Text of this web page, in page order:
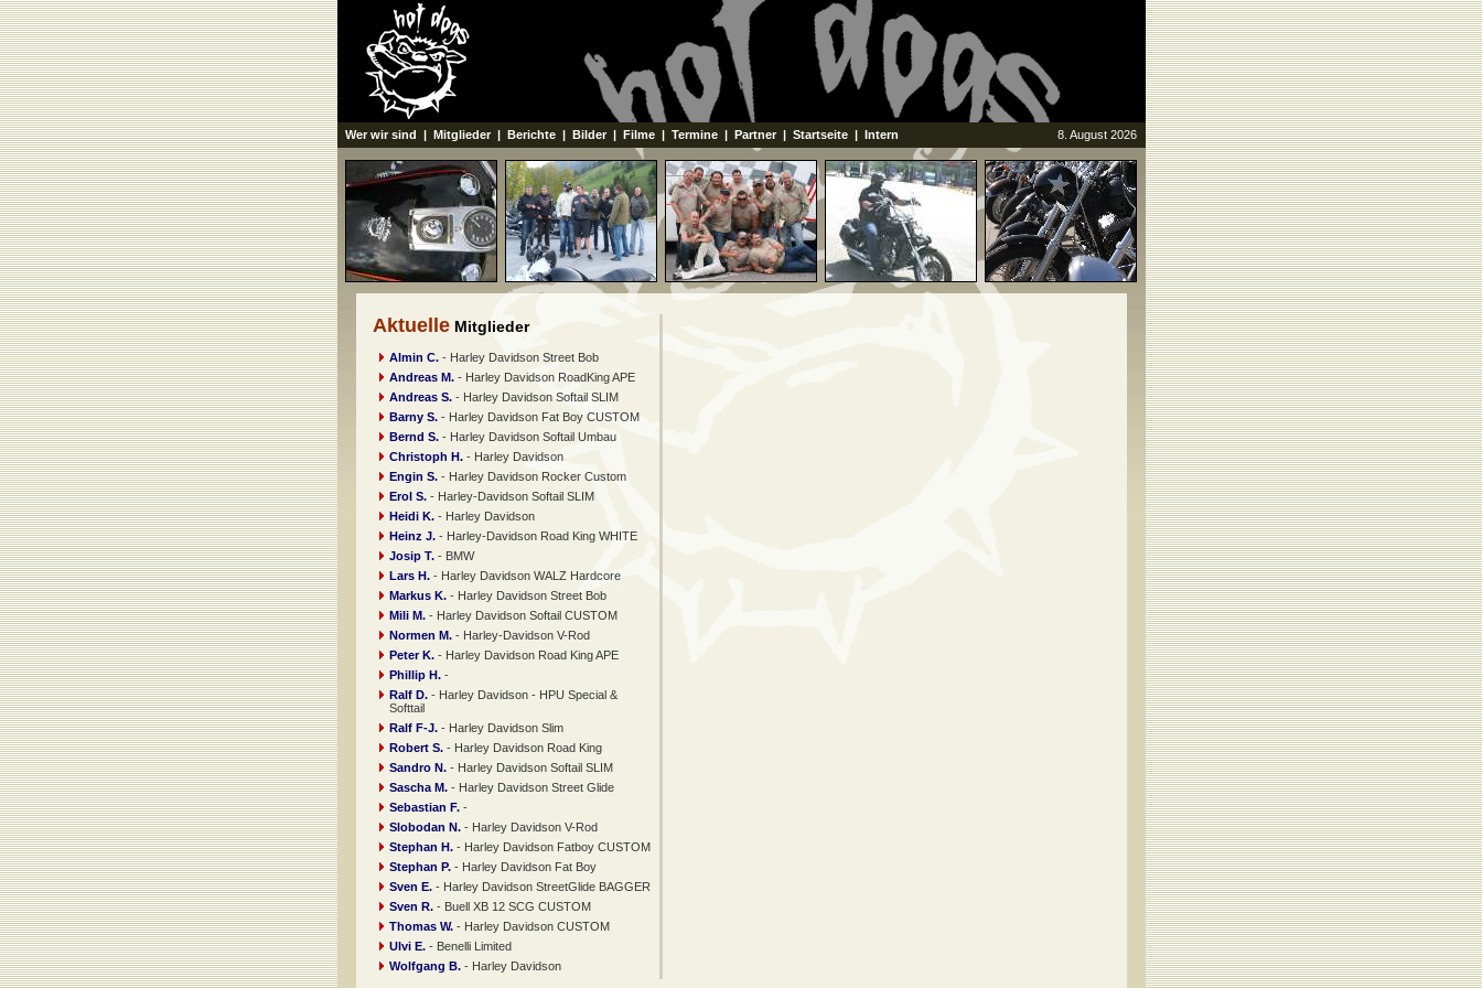
Wer wir sind | Mitglieder | Berichte | Bilder | Filme | Termine | Partner | Startseite | Intern 8. August 2026
AktuelleMitglieder
Almin C.- Harley Davidson Street Bob
Andreas M.- Harley Davidson RoadKing APE
Andreas S.- Harley Davidson Softail SLIM
Barny S.- Harley Davidson Fat Boy CUSTOM
Bernd S.- Harley Davidson Softail Umbau
Christoph H.- Harley Davidson
Engin S.- Harley Davidson Rocker Custom
Erol S.- Harley-Davidson Softail SLIM
Heidi K.- Harley Davidson
Heinz J.- Harley-Davidson Road King WHITE
Josip T.- BMW
Lars H.- Harley Davidson WALZ Hardcore
Markus K.- Harley Davidson Street Bob
Mili M.- Harley Davidson Softail CUSTOM
Normen M.- Harley-Davidson V-Rod
Peter K.- Harley Davidson Road King APE
Phillip H. -
Ralf D.- Harley Davidson - HPU Special &
Softtail
Ralf F-J.- Harley Davidson Slim
Robert S.- Harley Davidson Road King
Sandro N.- Harley Davidson Softail SLIM
Sascha M.- Harley Davidson Street Glide
Sebastian F.-
Slobodan N.- Harley Davidson V-Rod
Stephan H.- Harley Davidson Fatboy CUSTOM
Stephan P.- Harley Davidson Fat Boy
Sven E.- Harley Davidson StreetGlide BAGGER
Sven R.- Buell XB 12 SCG CUSTOM
Thomas W.- Harley Davidson CUSTOM
Ulvi E.- Benelli Limited
Wolfgang B.- Harley Davidson